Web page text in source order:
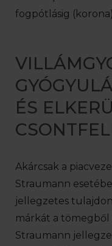
fogpótlásig
ÉS
Akárcsak a
Straumann
jellegzetes
márkát a tömegből
Straumann